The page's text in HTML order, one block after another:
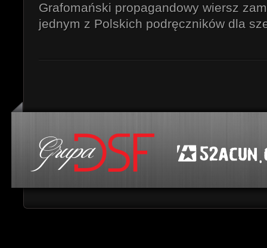
Grafomański propagandowy wiersz
jednym z Polskich podręczników dla